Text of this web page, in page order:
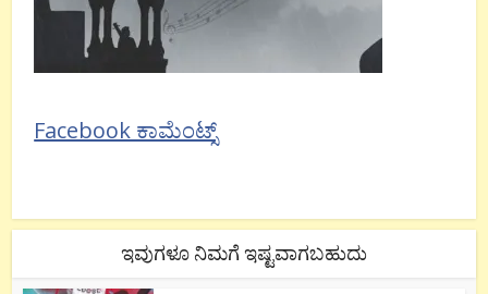
Facebook ಕಾಮೆಂಟ್ಸ್
ಇವುಗಳೂ ನಿಮಗೆ ಇಷ್ಟವಾಗಬಹುದು